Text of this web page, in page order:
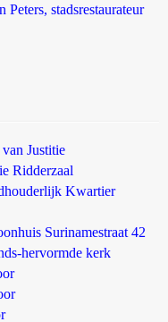
stadsrestaurateur
Justitie
Ridderzaal
Kwartier
Surinamestraat 42
hervormde kerk